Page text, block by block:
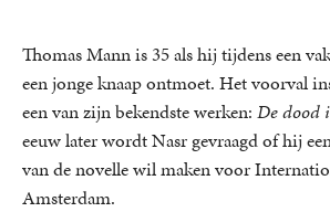
Thomas Mann is 35 als hij tijdens een
een jonge knaap ontmoet. Het voorval
een van zijn bekendste werken: De dood
eeuw later wordt Nasr gevraagd of hij
van de novelle wil maken voor
Amsterdam.